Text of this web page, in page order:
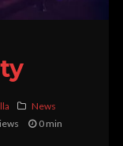
News
0 min